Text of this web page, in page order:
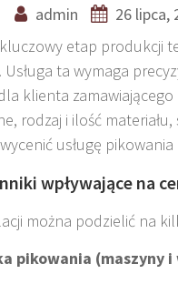
admin 26 lipca,
etap produkcji
ta wymaga
klienta
rodzaj i ilość
usługę
wpływające na
można podzielić na
pikowania (maszyny